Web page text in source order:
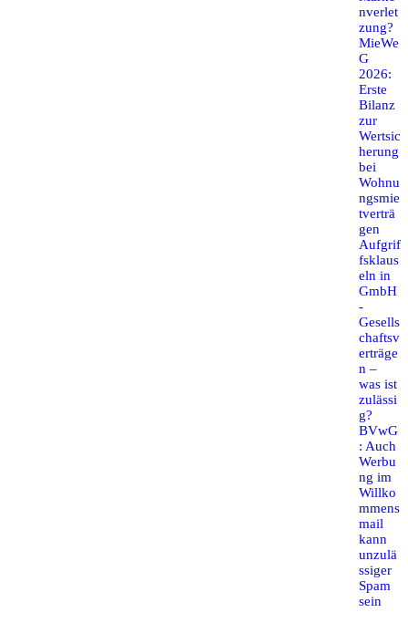
nverlet
zung?
MieWe
G
2026:
Erste
Bilanz
zur
Wertsic
herung
bei
Wohnu
ngsmie
tverträ
gen
Aufgrif
fsklaus
eln in
GmbH
-
Gesells
chaftsv
erträge
n –
was ist
zulässi
g?
BVwG
: Auch
Werbu
ng im
Willko
mmens
mail
kann
unzulä
ssiger
Spam
sein